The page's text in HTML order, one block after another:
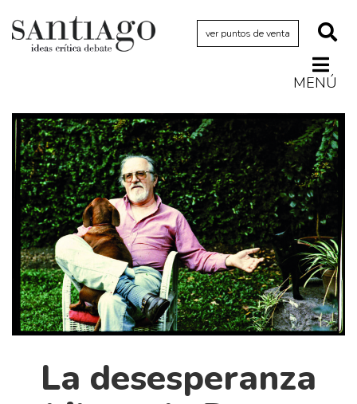
ver puntos de venta
MENÚ
Actualidad
Archivo Cenfoto-UDP
Arquetipos de situación
Artes visuales
Ciencia
Cine y televisión
Ciudad
Cómics
Críticas
Diccionario portátil de la literatura chilena
La desesperanza